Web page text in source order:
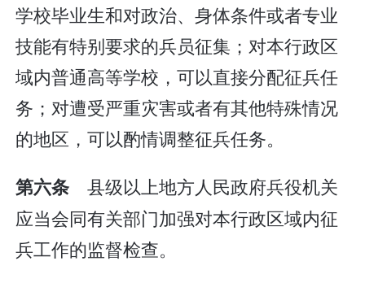
学校毕业生和对政治、身体条件或者专业
技能有特别要求的兵员征集；对本行政区
域内普通高等学校，可以直接分配征兵任
务；对遭受严重灾害或者有其他特殊情况
的地区，可以酌情调整征兵任务。
第六条 县级以上地方人民政府兵役机关
应当会同有关部门加强对本行政区域内征
兵工作的监督检查。